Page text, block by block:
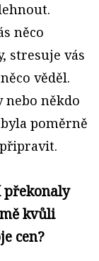
něco
stresuje vás
věděl.
nebo někdo
poměrně
překonaly
kvůli
cen?